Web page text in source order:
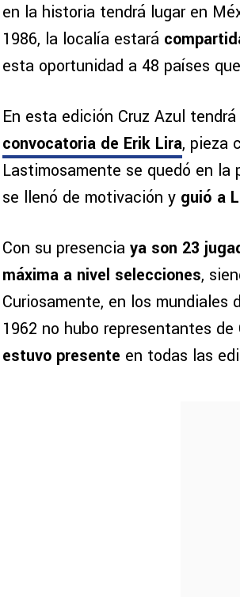
en la historia tendrá lugar en
1986, la localía estará
esta oportunidad a 48 países
En esta edición Cruz Azul
convocatoria de Erik Lira, pieza
Lastimosamente se quedó en la
se llenó de motivación y guió a
Con su presencia ya son 23
máxima a nivel selecciones,
Curiosamente, en los mundiales
1962 no hubo representantes
estuvo presente en todas las